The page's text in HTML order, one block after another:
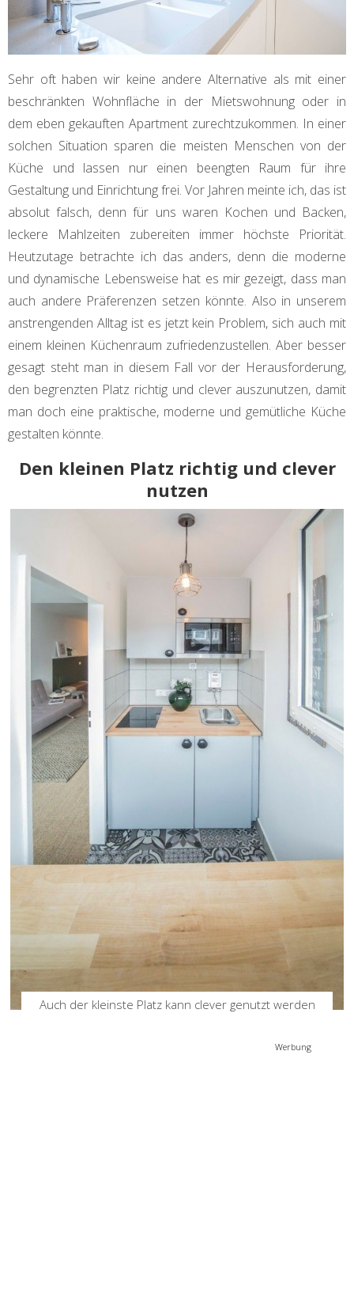
Sehr oft haben wir keine andere Alternative als mit einer
beschränkten Wohnfläche in der Mietswohnung oder in
dem eben gekauften Apartment zurechtzukommen. In einer
solchen Situation sparen die meisten Menschen von der
Küche und lassen nur einen beengten Raum für ihre
Gestaltung und Einrichtung frei. Vor Jahren meinte ich, das ist
absolut falsch, denn für uns waren Kochen und Backen,
leckere Mahlzeiten zubereiten immer höchste Priorität.
Heutzutage betrachte ich das anders, denn die moderne
und dynamische Lebensweise hat es mir gezeigt, dass man
auch andere Präferenzen setzen könnte. Also in unserem
anstrengenden Alltag ist es jetzt kein Problem, sich auch mit
einem kleinen Küchenraum zufriedenzustellen. Aber besser
gesagt steht man in diesem Fall vor der Herausforderung,
den begrenzten Platz richtig und clever auszunutzen, damit
man doch eine praktische, moderne und gemütliche Küche
gestalten könnte.
Den kleinen Platz richtig und clever
nutzen
Auch der kleinste Platz kann clever genutzt werden
Werbung